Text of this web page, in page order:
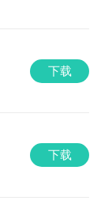
下载
下载